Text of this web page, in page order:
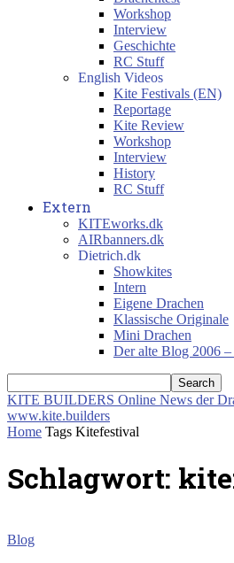
Workshop
Interview
Geschichte
RC Stuff
English Videos
Kite Festivals (EN)
Reportage
Kite Review
Workshop
Interview
History
RC Stuff
Extern
KITEworks.dk
AIRbanners.dk
Dietrich.dk
Showkites
Intern
Eigene Drachen
Klassische Originale
Mini Drachen
Der alte Blog 2006 –
KITE BUILDERS Online News der
www.kite.builders
Home Tags Kitefestival
Schlagwort:
Blog